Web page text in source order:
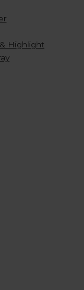
Highlight